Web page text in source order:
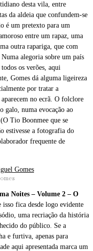
desta vila, entre
da aldeia que confundem-se
é um pretexto para um
entre um rapaz, uma
outra rapariga, que com
alegoria sobre um país
os verões, aqui
Gomes dá alguma ligeireza
por tratar a
aparecem no ecrã. O folclore
galo, numa evocação ao
(O Tio Boonmee que se
estivesse a fotografia do
frequente de
Noites – Volume 2 – O
fica desde logo evidente
uma recriação da história
do público. Se a
e furtiva, apenas para
aqui apresentada marca um